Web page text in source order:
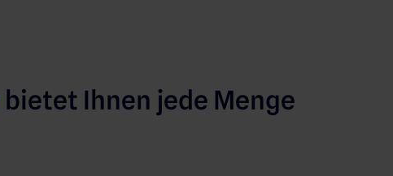
bietet Ihnen jede Menge